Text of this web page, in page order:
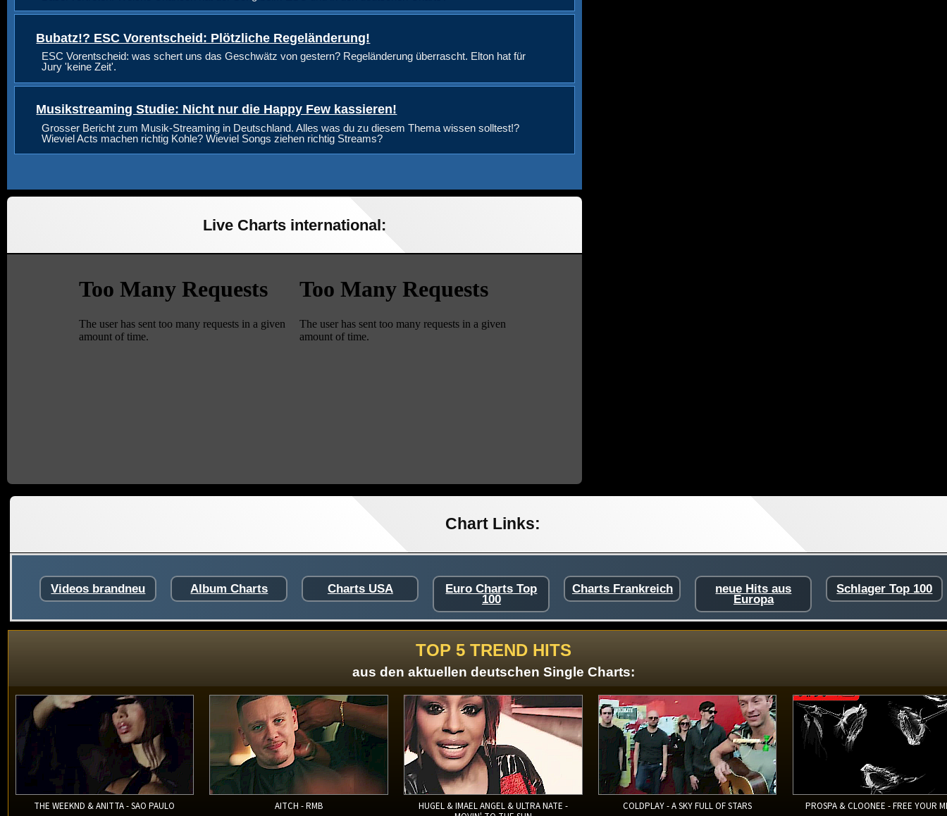
Bubatz!? ESC Vorentscheid: Plötzliche Regeländerung!
ESC Vorentscheid: was schert uns das Geschwätz von gestern? Regeländerung überrascht. Elton hat für
Jury 'keine Zeit'.
Musikstreaming Studie: Nicht nur die Happy Few kassieren!
Grosser Bericht zum Musik-Streaming in Deutschland. Alles was du zu diesem Thema wissen solltest!?
Wieviel Acts machen richtig Kohle? Wieviel Songs ziehen richtig Streams?
Live Charts international:
Chart Links:
Videos brandneu Album Charts Charts USA Euro Charts Top
100
Charts Frankreich neue Hits aus
Europa
Schlager Top 100
TOP 5 TREND HITS
aus den aktuellen deutschen Single Charts:
THE WEEKND & ANITTA - SAO PAULO AITCH - RMB
HUGEL & IMAEL ANGEL & ULTRA NATE -
COLDPLAY - A SKY FULL OF STARS PROSPA & CLOONEE - FREE YOUR